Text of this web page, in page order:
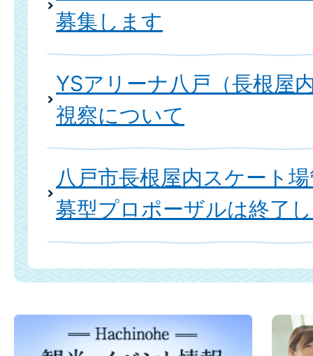
募集します
YSアリーナ八戸（長根屋
視察について
八戸市長根屋内スケート
募型プロポーザルは終了